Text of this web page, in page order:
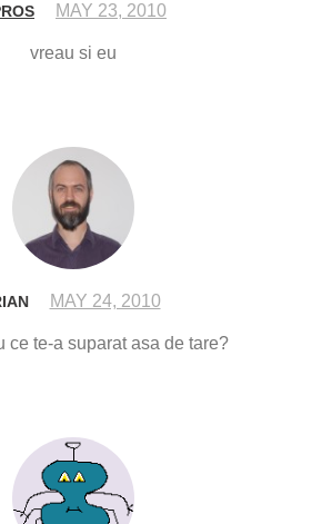
MAY 23, 2010
vreau si eu
MAY 24, 2010
te-a suparat asa de tare?